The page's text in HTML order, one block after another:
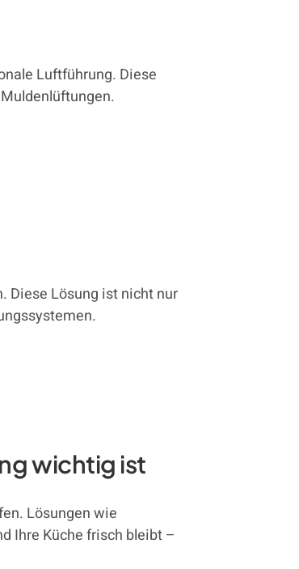
Luftführung. Diese
Diese Lösung ist nicht nur
wichtig ist
Lösungen wie
Ihre Küche frisch bleibt –